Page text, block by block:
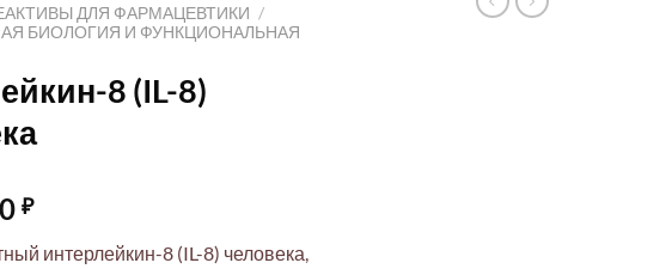
ДЛЯ ФАРМАЦЕВТИКИ /
БИОЛОГИЯ И ФУНКЦИОНАЛЬНАЯ
8 (IL-8)
₽
интерлейкин-8 (IL-8) человека,